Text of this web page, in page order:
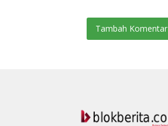
Tambah Komentar